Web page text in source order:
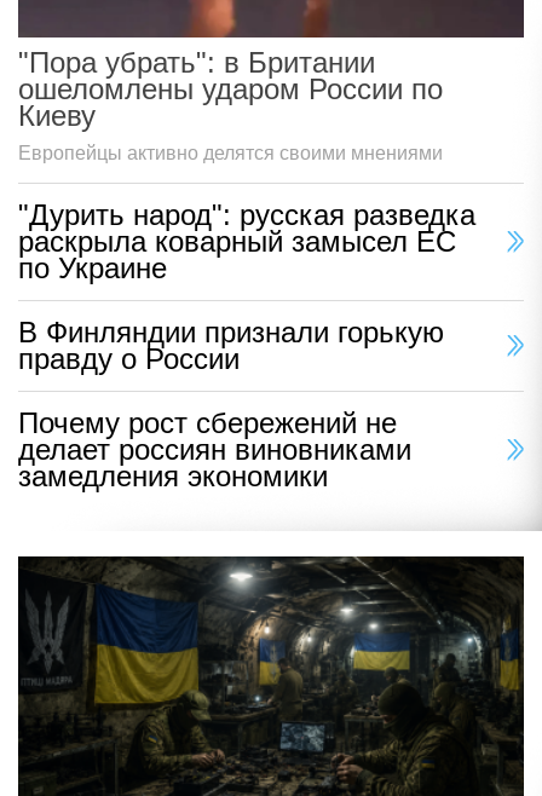
"Пора убрать": в Британии
ошеломлены ударом России по
Киеву
Европейцы активно делятся своими мнениями
"Дурить народ": русская разведка
раскрыла коварный замысел ЕС
по Украине
В Финляндии признали горькую
правду о России
Почему рост сбережений не
делает россиян виновниками
замедления экономики